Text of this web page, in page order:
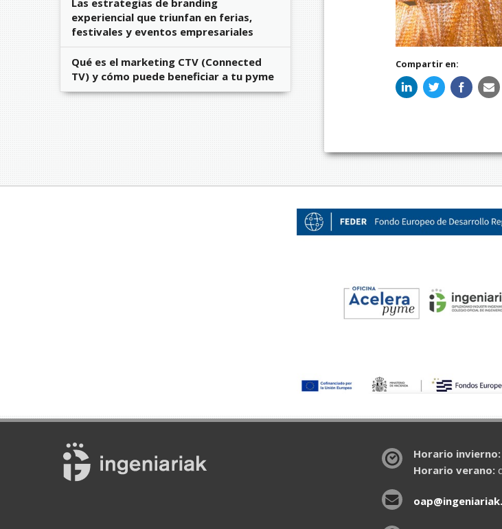
Compartir en:
experiencial que triunfan en ferias,
festivales y eventos empresariales
Qué es el marketing CTV (Connected
TV) y cómo puede beneficiar a tu pyme
Horario invierno:
Horario verano: